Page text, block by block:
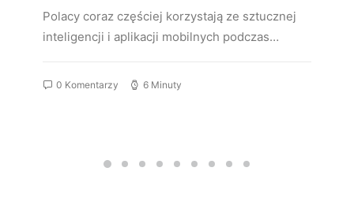
Polacy coraz częściej korzystają ze sztucznej
inteligencji i aplikacji mobilnych podczas…
0 Komentarzy 6 Minuty